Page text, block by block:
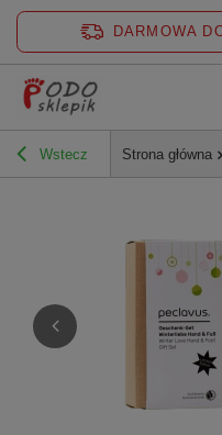
DARMOWA
Wstecz Strona główna